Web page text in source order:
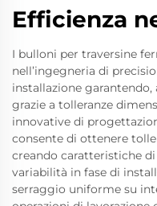
Efficienza
I bulloni per traversine
nell’ingegneria di
installazione
grazie a tolleranze
innovative di
consente di ottenere
creando caratteristiche
variabilità in fase di
serraggio uniforme su